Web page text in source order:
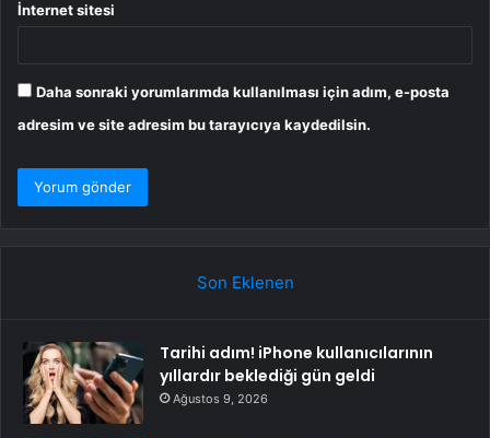
İnternet sitesi
Daha sonraki yorumlarımda kullanılması için adım, e-posta
adresim ve site adresim bu tarayıcıya kaydedilsin.
Son Eklenen
Tarihi adım! iPhone kullanıcılarının
yıllardır beklediği gün geldi
Ağustos 9, 2026